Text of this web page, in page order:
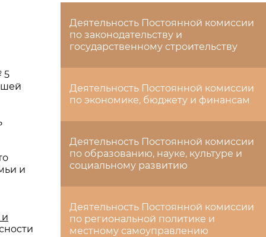
5
и
Деятельность Постоянной комиссии
по законодательству и
государственному строительству
Деятельность Постоянной комиссии
по экономике, бюджету и финансам
Деятельность Постоянной комиссии
по образованию, науке, культуре и
социальному развитию
Деятельность Постоянной комиссии
по региональной политике и
местному самоуправлению